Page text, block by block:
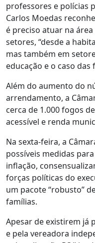
professores e polícias
Carlos Moedas
é preciso atuar na
setores, “desde a
mas também em
educação e o caso das
Além do aumento do
arrendamento, a
cerca de 1.000 fogos
acessível e renda
Na sexta-feira, a
possíveis medidas
inflação,
forças políticas do
um pacote “robusto”
famílias.
Apesar de existirem já
e pela vereadora